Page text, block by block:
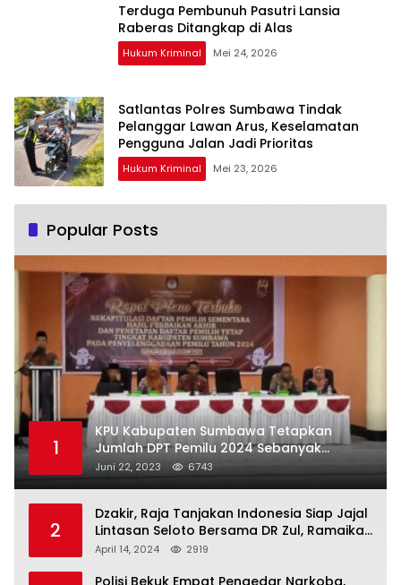
Terduga Pembunuh Pasutri Lansia
Raberas Ditangkap di Alas
Hukum Kriminal Mei 24, 2026
Satlantas Polres Sumbawa Tindak
Pelanggar Lawan Arus, Keselamatan
Pengguna Jalan Jadi Prioritas
Hukum Kriminal Mei 23, 2026
Popular Posts
1
KPU Kabupaten Sumbawa Tetapkan
Jumlah DPT Pemilu 2024 Sebanyak
367.987 Pemilih
Juni 22, 2023 6743
2
Dzakir, Raja Tanjakan Indonesia Siap Jajal
Lintasan Seloto Bersama DR Zul, Ramaikan
Trabas JAS #2 KSB
April 14, 2024 2919